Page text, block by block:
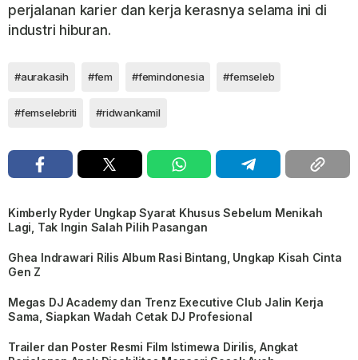
perjalanan karier dan kerja kerasnya selama ini di
industri hiburan.
#aurakasih #fem #femindonesia #femseleb
#femselebriti #ridwankamil
Kimberly Ryder Ungkap Syarat Khusus Sebelum Menikah
Lagi, Tak Ingin Salah Pilih Pasangan
Ghea Indrawari Rilis Album Rasi Bintang, Ungkap Kisah Cinta
Gen Z
Megas DJ Academy dan Trenz Executive Club Jalin Kerja
Sama, Siapkan Wadah Cetak DJ Profesional
Trailer dan Poster Resmi Film Istimewa Dirilis, Angkat